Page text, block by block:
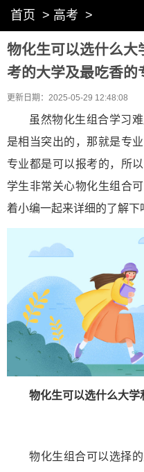
首页 > 高考 >
物化生可以选什么大
考的大学及最吃香的
更新日期：2025-05-29 12:48:08
虽然物化生组合学习
是相当突出的，那就是专
专业都是可以报考的，所
学生非常关心物化生组合
着小编一起来详细的了解下
物化生可以选什么大学
物化生组合可以选择